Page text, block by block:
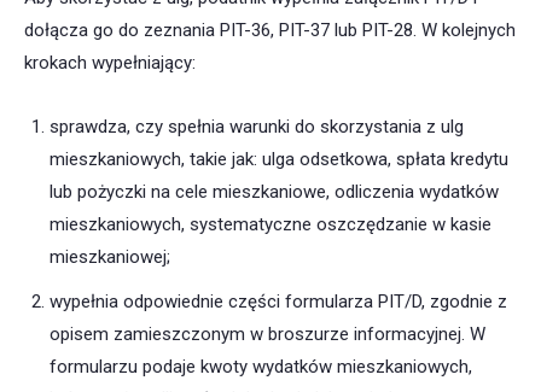
dołącza go do zeznania PIT-36, PIT-37 lub PIT-28. W kolejnych
krokach wypełniający:
sprawdza, czy spełnia warunki do skorzystania z ulg
mieszkaniowych, takie jak: ulga odsetkowa, spłata kredytu
lub pożyczki na cele mieszkaniowe, odliczenia wydatków
mieszkaniowych, systematyczne oszczędzanie w kasie
mieszkaniowej;
wypełnia odpowiednie części formularza PIT/D, zgodnie z
opisem zamieszczonym w broszurze informacyjnej. W
formularzu podaje kwoty wydatków mieszkaniowych,